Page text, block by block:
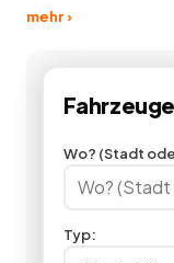
hier können Sie in
Automobilhersteller
indem Sie hier eine
deutschlandweit.
mehr ›
Fahrzeuge
Wo? (Stadt
Typ: